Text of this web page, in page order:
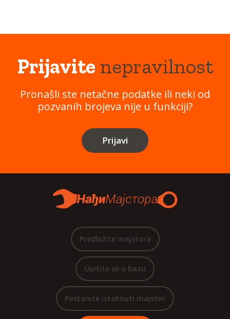
Prijavitenepravilnost
Pronašli ste netačne podatke ili neki od
pozvanih brojeva nije u funkciji?
Prijavi
Predložite majstora
Upišite se u bazu
Postanite istaknuti majstor